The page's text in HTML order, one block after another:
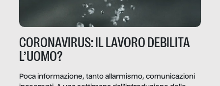
CORONAVIRUS: IL LAVORO DEBILITA
L’UOMO?
Poca informazione, tanto allarmismo, comunicazioni